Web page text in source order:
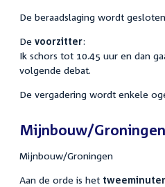
De beraadslaging wordt
De voorzitter:
Ik schors tot 10.45 uur en dan
volgende debat.
De vergadering wordt enkele
Mijnbouw/Groningen
Mijnbouw/Groningen
Aan de orde is het